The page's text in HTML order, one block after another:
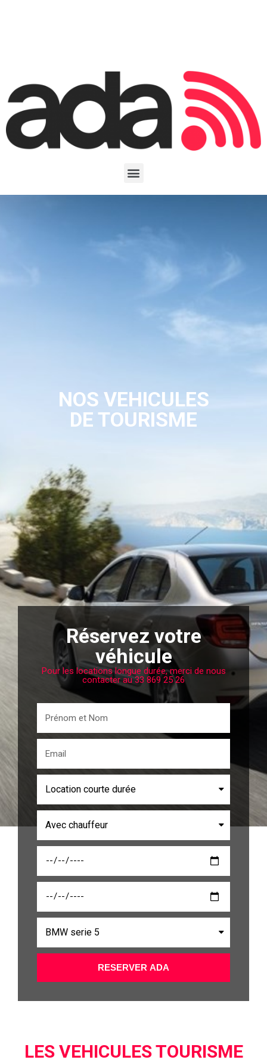
NOS VEHICULES
DE TOURISME
Réservez votre
véhicule
Pour les locations longue durée, merci de nous
contacter au 33 869 25 26
RESERVER ADA
LES VEHICULES TOURISME